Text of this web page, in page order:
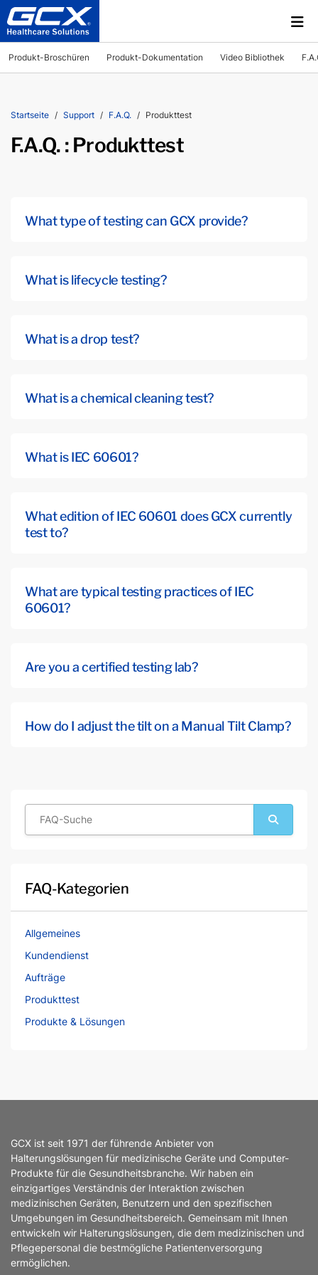
Produkt-Broschüren Produkt-Dokumentation Video Bibliothek
Startseite Support F.A.Q. Produkttest
F.A.Q. : Produkttest
What type of testing can GCX provide?
What is lifecycle testing?
What is a drop test?
What is a chemical cleaning test?
What is IEC 60601?
What edition of IEC 60601 does GCX currently
test to?
What are typical testing practices of IEC
60601?
Are you a certified testing lab?
How do I adjust the tilt on a Manual Tilt Clamp?
FAQ-Kategorien
Allgemeines
Kundendienst
Aufträge
Produkttest
Produkte & Lösungen
GCX ist seit 1971 der führende Anbieter von
Halterungslösungen für medizinische Geräte und Computer-
Produkte für die Gesundheitsbranche. Wir haben ein
einzigartiges Verständnis der Interaktion zwischen
medizinischen Geräten, Benutzern und den spezifischen
Umgebungen im Gesundheitsbereich. Gemeinsam mit Ihnen
entwickeln wir Halterungslösungen, die dem medizinischen und
Pflegepersonal die bestmögliche Patientenversorgung
ermöglichen.